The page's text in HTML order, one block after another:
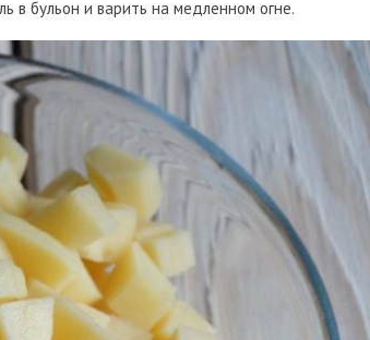
в бульон и варить на медленном огне.